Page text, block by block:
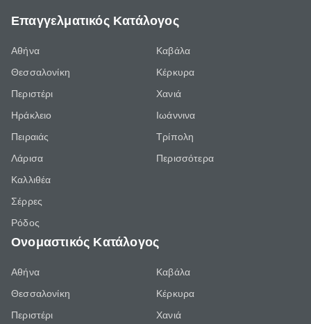
Επαγγελματικός Κατάλογος
Αθήνα
Θεσσαλονίκη
Περιστέρι
Ηράκλειο
Πειραιάς
Λάρισα
Καλλιθέα
Σέρρες
Ρόδος
Καβάλα
Κέρκυρα
Χανιά
Ιωάννινα
Τρίπολη
Περισσότερα
Ονομαστικός Κατάλογος
Αθήνα
Θεσσαλονίκη
Περιστέρι
Καβάλα
Κέρκυρα
Χανιά